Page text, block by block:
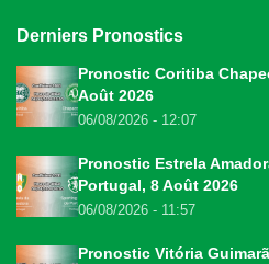
Derniers Pronostics
Pronostic Coritiba
Août 2026
06/08/2026 - 12:07
Pronostic Estrela
Portugal, 8 Août 2026
06/08/2026 - 11:57
Pronostic Vitória